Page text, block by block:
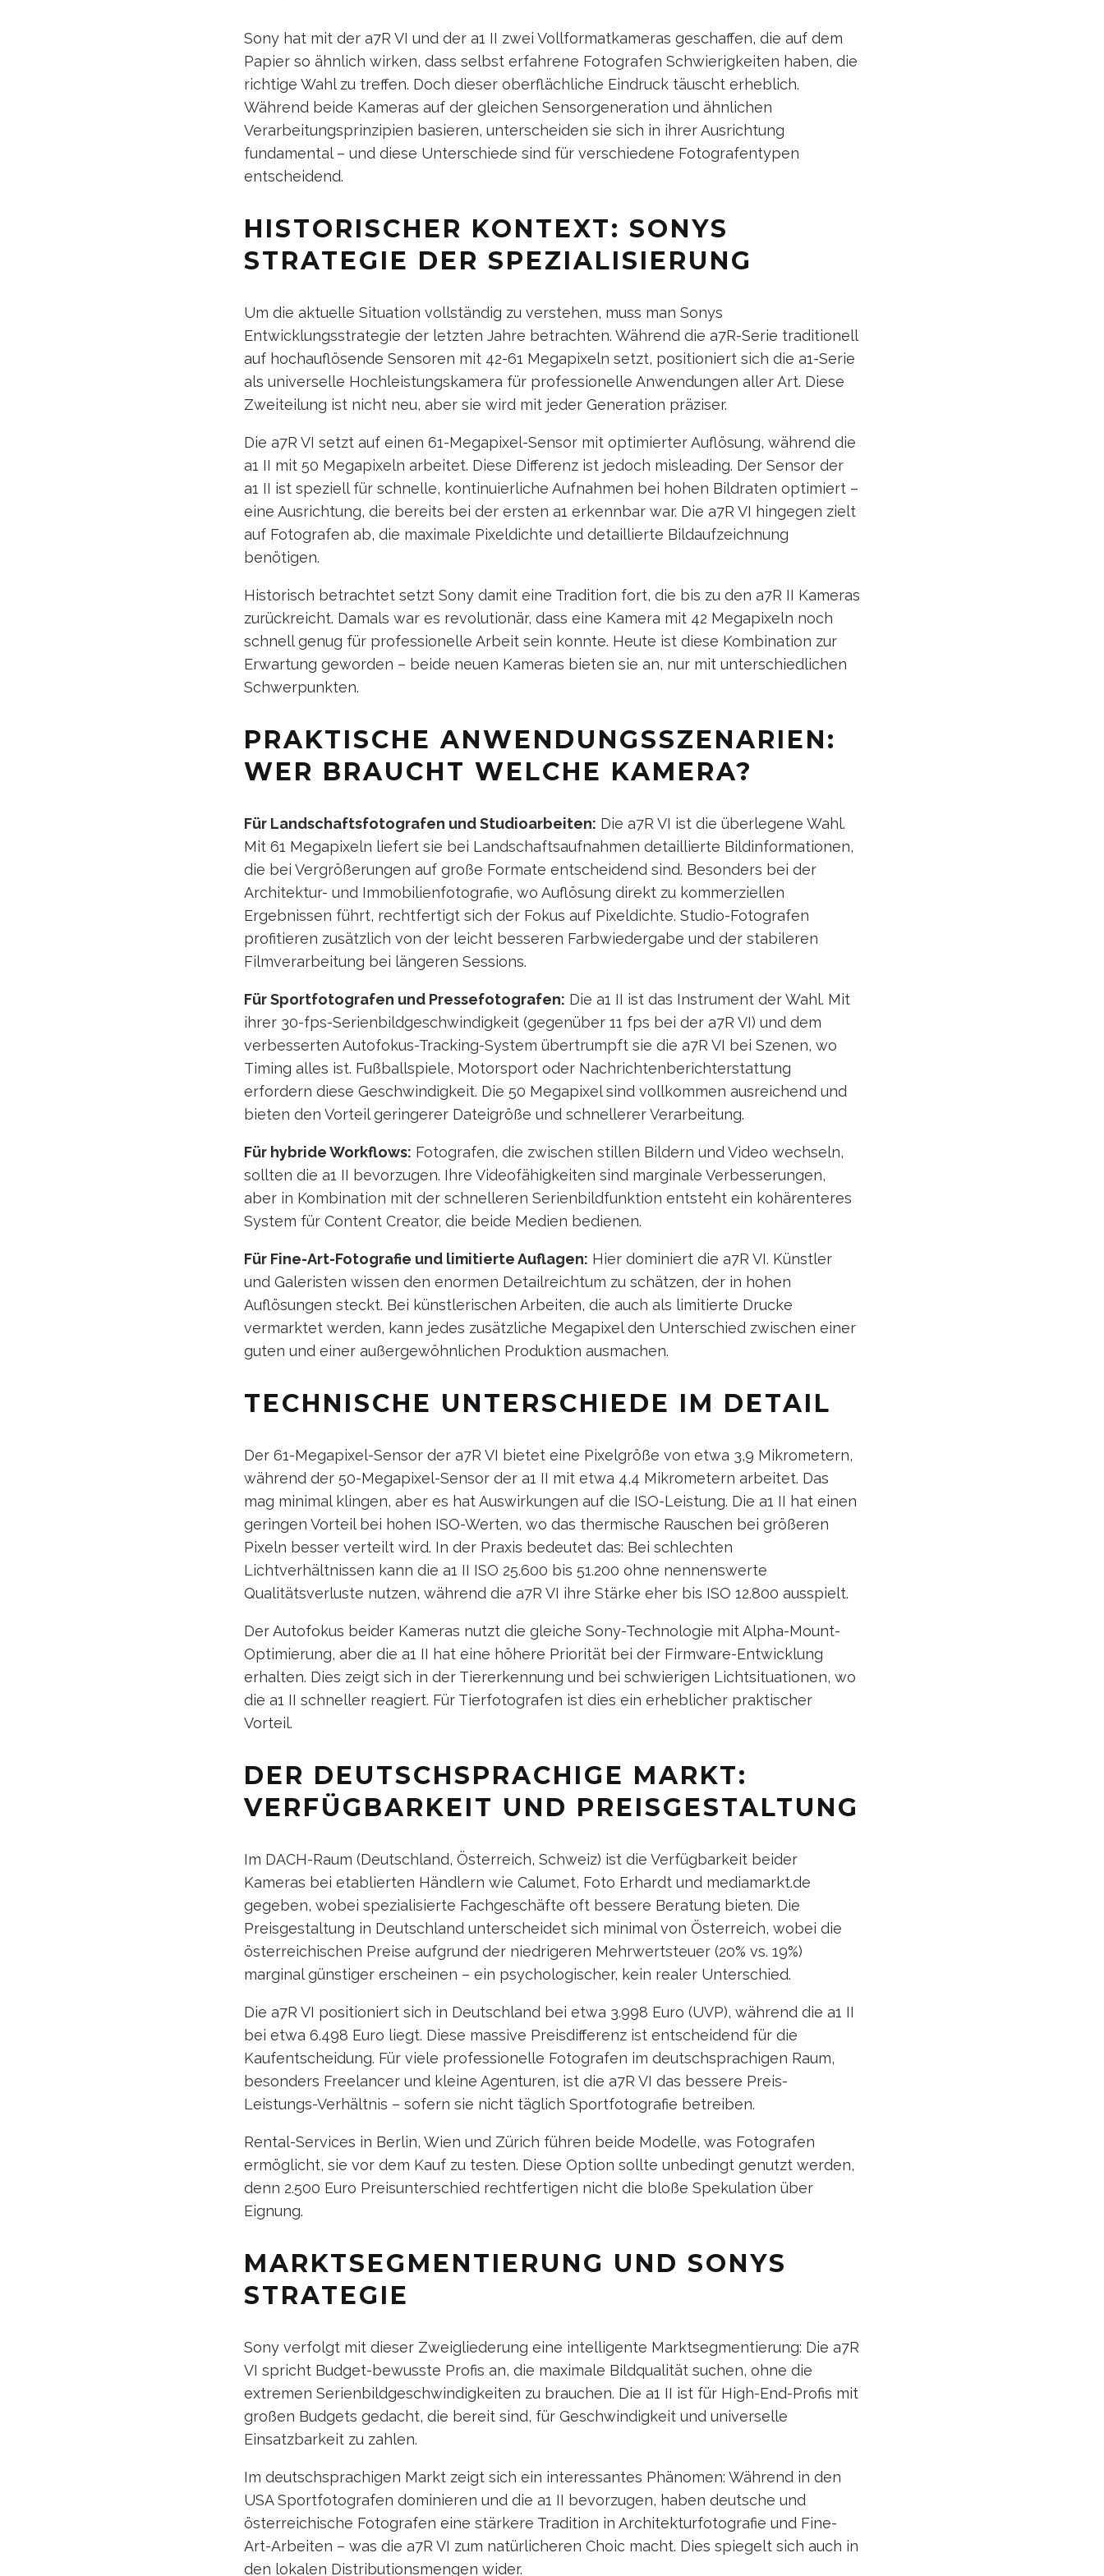
Sony hat mit der a7R VI und der a1 II zwei Vollformatkameras geschaffen, die auf dem
Papier so ähnlich wirken, dass selbst erfahrene Fotografen Schwierigkeiten haben, die
richtige Wahl zu treffen. Doch dieser oberflächliche Eindruck täuscht erheblich.
Während beide Kameras auf der gleichen Sensorgeneration und ähnlichen
Verarbeitungsprinzipien basieren, unterscheiden sie sich in ihrer Ausrichtung
fundamental – und diese Unterschiede sind für verschiedene Fotografentypen
entscheidend.
HISTORISCHER KONTEXT: SONYS
STRATEGIE DER SPEZIALISIERUNG
Um die aktuelle Situation vollständig zu verstehen, muss man Sonys
Entwicklungsstrategie der letzten Jahre betrachten. Während die a7R-Serie traditionell
auf hochauflösende Sensoren mit 42-61 Megapixeln setzt, positioniert sich die a1-Serie
als universelle Hochleistungskamera für professionelle Anwendungen aller Art. Diese
Zweiteilung ist nicht neu, aber sie wird mit jeder Generation präziser.
Die a7R VI setzt auf einen 61-Megapixel-Sensor mit optimierter Auflösung, während die
a1 II mit 50 Megapixeln arbeitet. Diese Differenz ist jedoch misleading. Der Sensor der
a1 II ist speziell für schnelle, kontinuierliche Aufnahmen bei hohen Bildraten optimiert –
eine Ausrichtung, die bereits bei der ersten a1 erkennbar war. Die a7R VI hingegen zielt
auf Fotografen ab, die maximale Pixeldichte und detaillierte Bildaufzeichnung
benötigen.
Historisch betrachtet setzt Sony damit eine Tradition fort, die bis zu den a7R II Kameras
zurückreicht. Damals war es revolutionär, dass eine Kamera mit 42 Megapixeln noch
schnell genug für professionelle Arbeit sein konnte. Heute ist diese Kombination zur
Erwartung geworden – beide neuen Kameras bieten sie an, nur mit unterschiedlichen
Schwerpunkten.
PRAKTISCHE ANWENDUNGSSZENARIEN:
WER BRAUCHT WELCHE KAMERA?
Für Landschaftsfotografen und Studioarbeiten: Die a7R VI ist die überlegene Wahl.
Mit 61 Megapixeln liefert sie bei Landschaftsaufnahmen detaillierte Bildinformationen,
die bei Vergrößerungen auf große Formate entscheidend sind. Besonders bei der
Architektur- und Immobilienfotografie, wo Auflösung direkt zu kommerziellen
Ergebnissen führt, rechtfertigt sich der Fokus auf Pixeldichte. Studio-Fotografen
profitieren zusätzlich von der leicht besseren Farbwiedergabe und der stabileren
Filmverarbeitung bei längeren Sessions.
Für Sportfotografen und Pressefotografen: Die a1 II ist das Instrument der Wahl. Mit
ihrer 30-fps-Serienbildgeschwindigkeit (gegenüber 11 fps bei der a7R VI) und dem
verbesserten Autofokus-Tracking-System übertrumpft sie die a7R VI bei Szenen, wo
Timing alles ist. Fußballspiele, Motorsport oder Nachrichtenberichterstattung
erfordern diese Geschwindigkeit. Die 50 Megapixel sind vollkommen ausreichend und
bieten den Vorteil geringerer Dateigröße und schnellerer Verarbeitung.
Für hybride Workflows: Fotografen, die zwischen stillen Bildern und Video wechseln,
sollten die a1 II bevorzugen. Ihre Videofähigkeiten sind marginale Verbesserungen,
aber in Kombination mit der schnelleren Serienbildfunktion entsteht ein kohärenteres
System für Content Creator, die beide Medien bedienen.
Für Fine-Art-Fotografie und limitierte Auflagen: Hier dominiert die a7R VI. Künstler
und Galeristen wissen den enormen Detailreichtum zu schätzen, der in hohen
Auflösungen steckt. Bei künstlerischen Arbeiten, die auch als limitierte Drucke
vermarktet werden, kann jedes zusätzliche Megapixel den Unterschied zwischen einer
guten und einer außergewöhnlichen Produktion ausmachen.
TECHNISCHE UNTERSCHIEDE IM DETAIL
Der 61-Megapixel-Sensor der a7R VI bietet eine Pixelgröße von etwa 3,9 Mikrometern,
während der 50-Megapixel-Sensor der a1 II mit etwa 4,4 Mikrometern arbeitet. Das
mag minimal klingen, aber es hat Auswirkungen auf die ISO-Leistung. Die a1 II hat einen
geringen Vorteil bei hohen ISO-Werten, wo das thermische Rauschen bei größeren
Pixeln besser verteilt wird. In der Praxis bedeutet das: Bei schlechten
Lichtverhältnissen kann die a1 II ISO 25.600 bis 51.200 ohne nennenswerte
Qualitätsverluste nutzen, während die a7R VI ihre Stärke eher bis ISO 12.800 ausspielt.
Der Autofokus beider Kameras nutzt die gleiche Sony-Technologie mit Alpha-Mount-
Optimierung, aber die a1 II hat eine höhere Priorität bei der Firmware-Entwicklung
erhalten. Dies zeigt sich in der Tiererkennung und bei schwierigen Lichtsituationen, wo
die a1 II schneller reagiert. Für Tierfotografen ist dies ein erheblicher praktischer
Vorteil.
DER DEUTSCHSPRACHIGE MARKT:
VERFÜGBARKEIT UND PREISGESTALTUNG
Im DACH-Raum (Deutschland, Österreich, Schweiz) ist die Verfügbarkeit beider
Kameras bei etablierten Händlern wie Calumet, Foto Erhardt und mediamarkt.de
gegeben, wobei spezialisierte Fachgeschäfte oft bessere Beratung bieten. Die
Preisgestaltung in Deutschland unterscheidet sich minimal von Österreich, wobei die
österreichischen Preise aufgrund der niedrigeren Mehrwertsteuer (20% vs. 19%)
marginal günstiger erscheinen – ein psychologischer, kein realer Unterschied.
Die a7R VI positioniert sich in Deutschland bei etwa 3.998 Euro (UVP), während die a1 II
bei etwa 6.498 Euro liegt. Diese massive Preisdifferenz ist entscheidend für die
Kaufentscheidung. Für viele professionelle Fotografen im deutschsprachigen Raum,
besonders Freelancer und kleine Agenturen, ist die a7R VI das bessere Preis-
Leistungs-Verhältnis – sofern sie nicht täglich Sportfotografie betreiben.
Rental-Services in Berlin, Wien und Zürich führen beide Modelle, was Fotografen
ermöglicht, sie vor dem Kauf zu testen. Diese Option sollte unbedingt genutzt werden,
denn 2.500 Euro Preisunterschied rechtfertigen nicht die bloße Spekulation über
Eignung.
MARKTSEGMENTIERUNG UND SONYS
STRATEGIE
Sony verfolgt mit dieser Zweigliederung eine intelligente Marktsegmentierung: Die a7R
VI spricht Budget-bewusste Profis an, die maximale Bildqualität suchen, ohne die
extremen Serienbildgeschwindigkeiten zu brauchen. Die a1 II ist für High-End-Profis mit
großen Budgets gedacht, die bereit sind, für Geschwindigkeit und universelle
Einsatzbarkeit zu zahlen.
Im deutschsprachigen Markt zeigt sich ein interessantes Phänomen: Während in den
USA Sportfotografen dominieren und die a1 II bevorzugen, haben deutsche und
österreichische Fotografen eine stärkere Tradition in Architekturfotografie und Fine-
Art-Arbeiten – was die a7R VI zum natürlicheren Choic macht. Dies spiegelt sich auch in
den lokalen Distributionsmengen wider.